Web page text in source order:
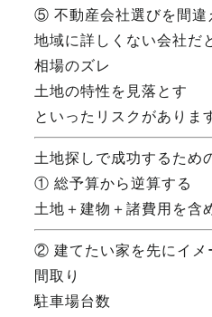
⑤ 不動産会社選びを間違
地域に詳しくない会社だ
相場のズレ
土地の特性を見落とす
といったリスクがありま
土地探しで成功するため
① 総予算から逆算する
土地＋建物＋諸費用を含
② 建てたい家を先にイメ
間取り
駐車場台数